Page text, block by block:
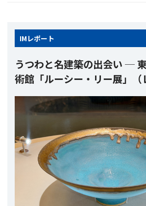
IM レポート
うつわと名建築の出会い ─
術館「ルーシー・リー展」（